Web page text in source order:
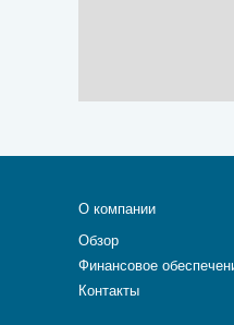
О компании
Обзор
Финансовое
Контакты